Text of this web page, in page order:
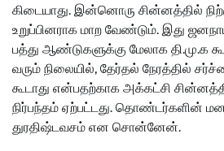
கிடையாது. இன்னொரு சின்னத்தில்
உறுப்பினராக மாற வேண்டும். இது
பத்து ஆண்டுகளுக்கு மேலாக தி.மு.க
வரும் நிலையில், தேர்தல் நேரத்தில்
கூடாது என்பதற்காக அக்கட்சி
நிர்பந்தம் ஏற்பட்டது. தொண்டர்களின்
துரதிஷ்டவசம் என சொன்னேன்.